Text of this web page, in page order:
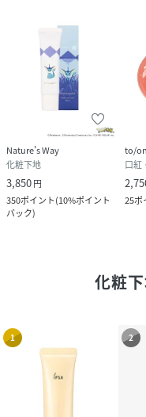
Nature's Way
化粧下地
3,850円
350ポイント(10%ポイント
バック)
to/
口紅
25ポ
化粧
1 2